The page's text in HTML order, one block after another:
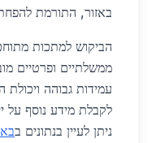
באזור, התורמת
הביקוש למתכות
ממשלתיים ופרטיים
עמידות גבוהה
לקבלת מידע נוסף על
ניתן לעיין בנתונים ב